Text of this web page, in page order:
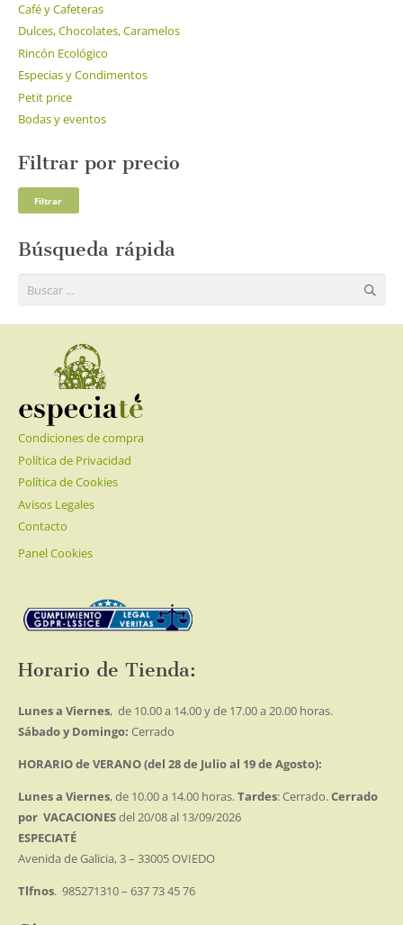
Café y Cafeteras
Dulces, Chocolates, Caramelos
Rincón Ecológico
Especias y Condimentos
Petit price
Bodas y eventos
Filtrar por precio
Filtrar
Búsqueda rápida
Buscar:
Condiciones de compra
Política de Privacidad
Política de Cookies
Avisos Legales
Contacto
Panel Cookies
Horario de Tienda:
Lunes a Viernes, de 10.00 a 14.00 y de 17.00 a 20.00 horas.
Sábado y Domingo: Cerrado
HORARIO de VERANO (del 28 de Julio al 19 de Agosto):
Lunes a Viernes, de 10.00 a 14.00 horas.Tardes: Cerrado.Cerrado
por VACACIONESdel 20/08 al 13/09/2026
ESPECIATÉ
Avenida de Galicia, 3 – 33005 OVIEDO
Tlfnos. 985271310 – 637 73 45 76